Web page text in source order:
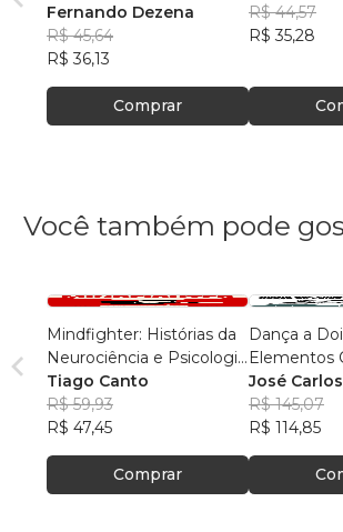
REPETIÇÃO
Fernando Dezena
R$ 45,64
R$ 36,13
Comprar
DEZENA DA
R$ 44,57
R$ 35,28
Você também pode
Mindfighter: Histórias da
Neurociência e Psicologia
do Esporte para Lutas
Tiago Canto
R$ 59,93
R$ 47,45
Comprar
Dança a
Elementos
da Dança
Social no
José
R$ 145,07
R$ 114,85